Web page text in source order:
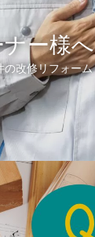
ー様へ
の改修リフォーム